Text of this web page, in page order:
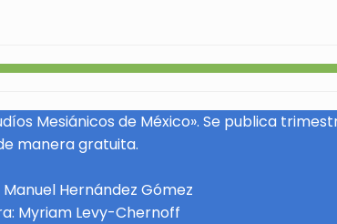
Mesiánicos de México». Se publica
manera gratuita.
Hernández Gómez
Myriam Levy-Chernoff